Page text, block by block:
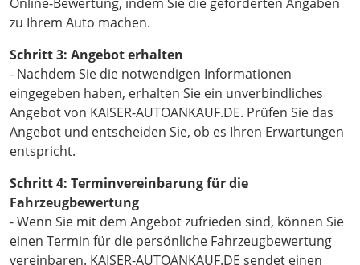
Online-Bewertung, indem Sie die geforderten Angaben
zu Ihrem Auto machen.
Schritt 3: Angebot erhalten
- Nachdem Sie die notwendigen Informationen
eingegeben haben, erhalten Sie ein unverbindliches
Angebot von KAISER-AUTOANKAUF.DE. Prüfen Sie das
Angebot und entscheiden Sie, ob es Ihren Erwartungen
entspricht.
Schritt 4: Terminvereinbarung für die
Fahrzeugbewertung
- Wenn Sie mit dem Angebot zufrieden sind, können Sie
einen Termin für die persönliche Fahrzeugbewertung
vereinbaren. KAISER-AUTOANKAUF.DE sendet einen